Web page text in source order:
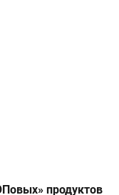
продуктов